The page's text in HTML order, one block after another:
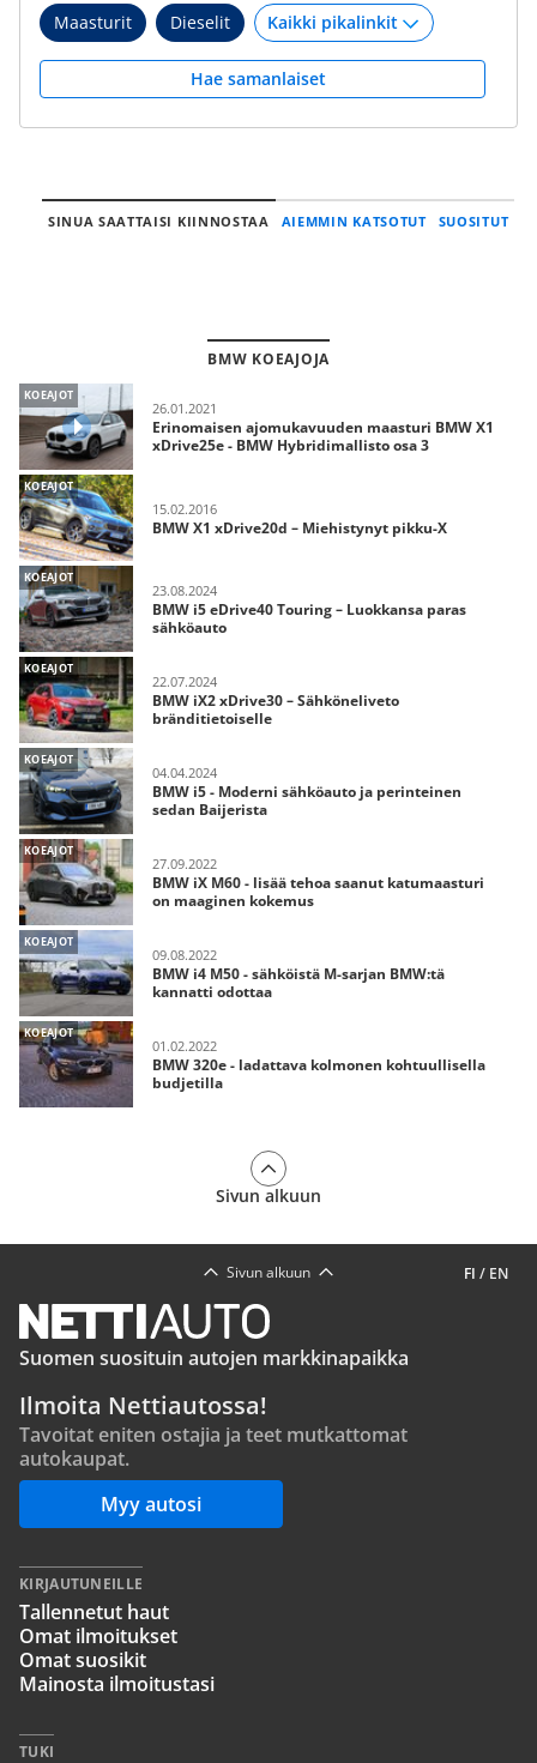
Maasturit Dieselit
Hae samanlaiset
SINUA SAATTAISI KIINNOSTAA AIEMMIN KATSOTUT SUOSITUT
BMW KOEAJOJA
KOEAJOT
26.01.2021
Erinomaisen ajomukavuuden maasturi BMW X1
xDrive25e - BMW Hybridimallisto osa 3
KOEAJOT
15.02.2016
BMW X1 xDrive20d – Miehistynyt pikku-X
KOEAJOT
23.08.2024
BMW i5 eDrive40 Touring – Luokkansa paras
sähköauto
KOEAJOT
22.07.2024
BMW iX2 xDrive30 – Sähköneliveto
bränditietoiselle
KOEAJOT
04.04.2024
BMW i5 - Moderni sähköauto ja perinteinen
sedan Baijerista
KOEAJOT
27.09.2022
BMW iX M60 - lisää tehoa saanut katumaasturi
on maaginen kokemus
KOEAJOT
09.08.2022
BMW i4 M50 - sähköistä M-sarjan BMW:tä
kannatti odottaa
KOEAJOT
01.02.2022
BMW 320e - ladattava kolmonen kohtuullisella
budjetilla
Sivun alkuun
FI / EN
Sivun alkuun
Suomen suosituin autojen markkinapaikka
Ilmoita Nettiautossa!
Tavoitat eniten ostajia ja teet mutkattomat
autokaupat.
Myy autosi
KIRJAUTUNEILLE
Tallennetut haut
Omat ilmoitukset
Omat suosikit
Mainosta ilmoitustasi
TUKI